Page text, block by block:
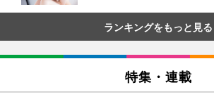
ランキングをもっと見る
特集・連載